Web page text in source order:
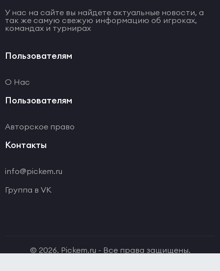
У нас на сайте вы найдете актуальные новости, а
так же самую свежую информацию об игроках,
командах и турнирах
Пользователям
О Нас
Пользователям
Авторское право
Контакты
info@pickem.ru
Группа в VK
© 2026. Pickem.ru - Все права защищены.